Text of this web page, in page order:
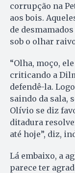
corrupção na
aos bois.
de
sob o olhar
“Olha, moço,
criticando a
defendê-la.
saindo da sala,
Olívio se diz
ditadura
até hoje”, diz,
Lá embaixo, a
parece ter